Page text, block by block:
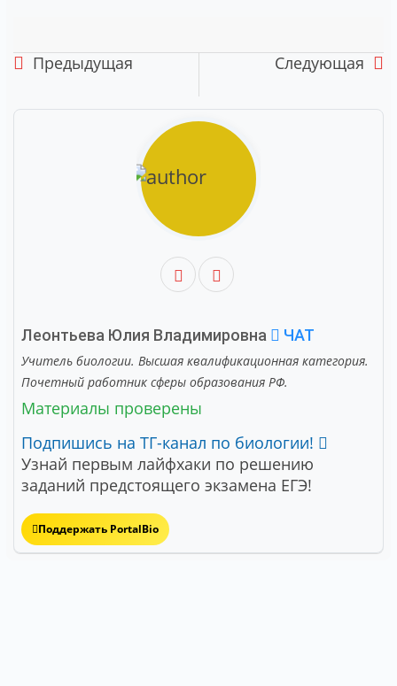
Предыдущая Следующая
Леонтьева Юлия Владимировна ЧАТ
Учитель биологии. Высшая квалификационная категория.
Почетный работник сферы образования РФ.
Материалы проверены
Подпишись на ТГ-канал по биологии!
Узнай первым лайфхаки по решению
заданий предстоящего экзамена ЕГЭ!
Поддержать PortalBio